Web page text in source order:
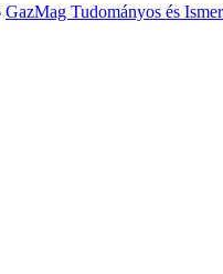
GazMag Tudományos és